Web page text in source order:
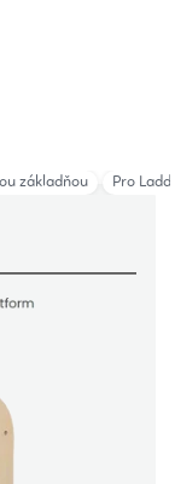
základňou Pro